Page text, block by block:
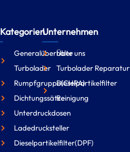
Kategorien
Generalüberholte
Turbolader
Rumpfgruppe(CHRA)
Dichtungssätze
Unterdruckdosen
Ladedrucksteller
Dieselpartikelfilter(DPF)
Unternehmen
Über uns
Turbolader Reparatur
Dieselpartikelfilter
Reinigung